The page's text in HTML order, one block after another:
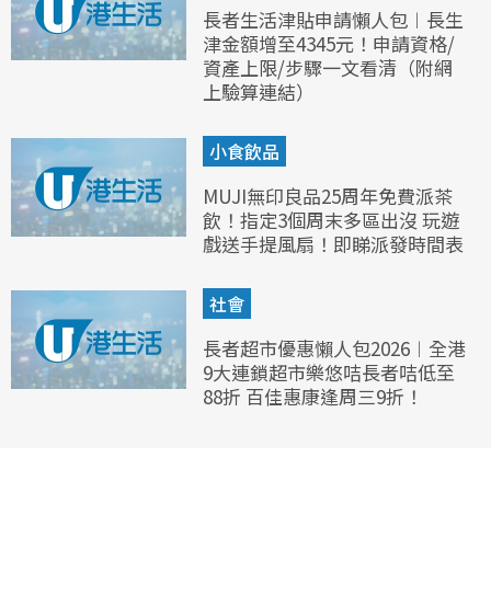
長者生活津貼申請懶人包︱長生
津金額增至4345元！申請資格/
資產上限/步驟一文看清（附網
上驗算連結）
小食飲品
MUJI無印良品25周年免費派茶
飲！指定3個周末多區出沒 玩遊
戲送手提風扇！即睇派發時間表
社會
長者超市優惠懶人包2026︱全港
9大連鎖超市樂悠咭長者咭低至
88折 百佳惠康逢周三9折！